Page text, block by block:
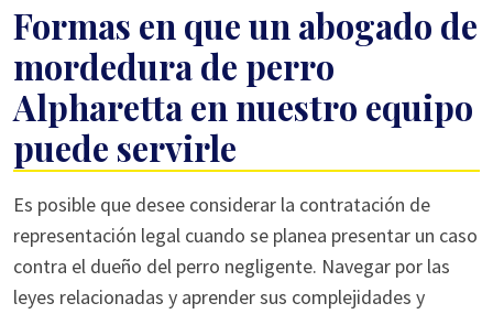
Formas en que un abogado de
mordedura de perro
Alpharetta en nuestro equipo
puede servirle
Es posible que desee considerar la contratación de
representación legal cuando se planea presentar un caso
contra el dueño del perro negligente. Navegar por las
leyes relacionadas y aprender sus complejidades y